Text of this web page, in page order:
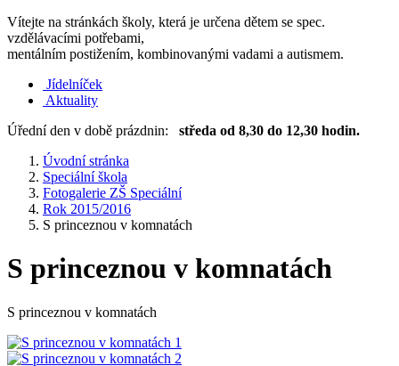
Vítejte na stránkách školy, která je určena dětem se spec.
vzdělávacími potřebami,
mentálním postižením, kombinovanými vadami a autismem.
Jídelníček
Aktuality
Úřední den v době prázdnin: středa od 8,30 do 12,30 hodin.
Úvodní stránka
Speciální škola
Fotogalerie ZŠ Speciální
Rok 2015/2016
S princeznou v komnatách
S princeznou v komnatách
S princeznou v komnatách